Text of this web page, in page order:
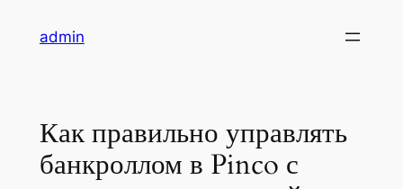
admin
Как правильно управлять
банкроллом в Pinco с